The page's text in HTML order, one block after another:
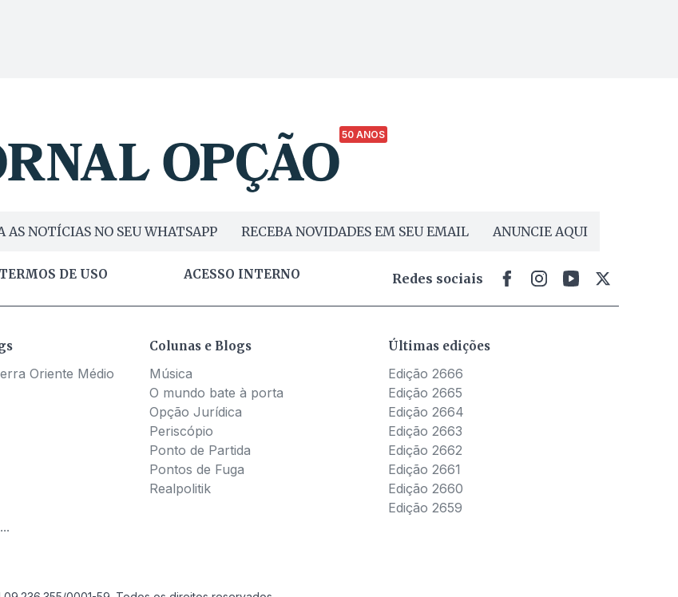
50 ANOS
AS NOTÍCIAS NO SEU WHATSAPP RECEBA NOVIDADES EM SEU EMAIL ANUNCIE AQUI
TERMOS DE USO ACESSO INTERNO Redes sociais
Oriente Médio
Colunas e Blogs
Música
O mundo bate à porta
Opção Jurídica
Periscópio
Ponto de Partida
Pontos de Fuga
Realpolitik
Últimas edições
Edição 2666
Edição 2665
Edição 2664
Edição 2663
Edição 2662
Edição 2661
Edição 2660
Edição 2659